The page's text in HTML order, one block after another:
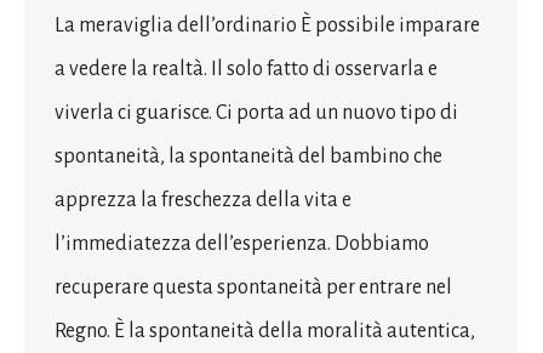
La meraviglia dell’ordinario È possibile imparare
a vedere la realtà. Il solo fatto di osservarla e
viverla ci guarisce. Ci porta ad un nuovo tipo di
spontaneità, la spontaneità del bambino che
apprezza la freschezza della vita e
l’immediatezza dell’esperienza. Dobbiamo
recuperare questa spontaneità per entrare nel
Regno. È la spontaneità della moralità autentica,